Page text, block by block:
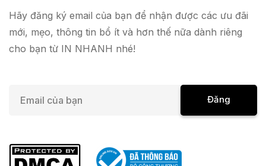
Hãy đăng ký email của bạn để nhận được các ưu đãi
mới, mẹo, thông tin bổ ít và hơn thế nữa dành riêng
cho bạn từ IN NHANH nhé!
i
Đăng